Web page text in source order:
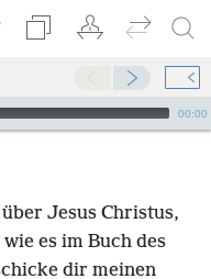
00:00
Jesus Christus,
wie es im Buch des
dir meinen